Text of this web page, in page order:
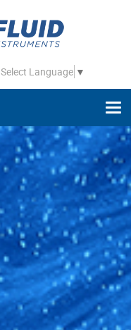
Select Language ▼